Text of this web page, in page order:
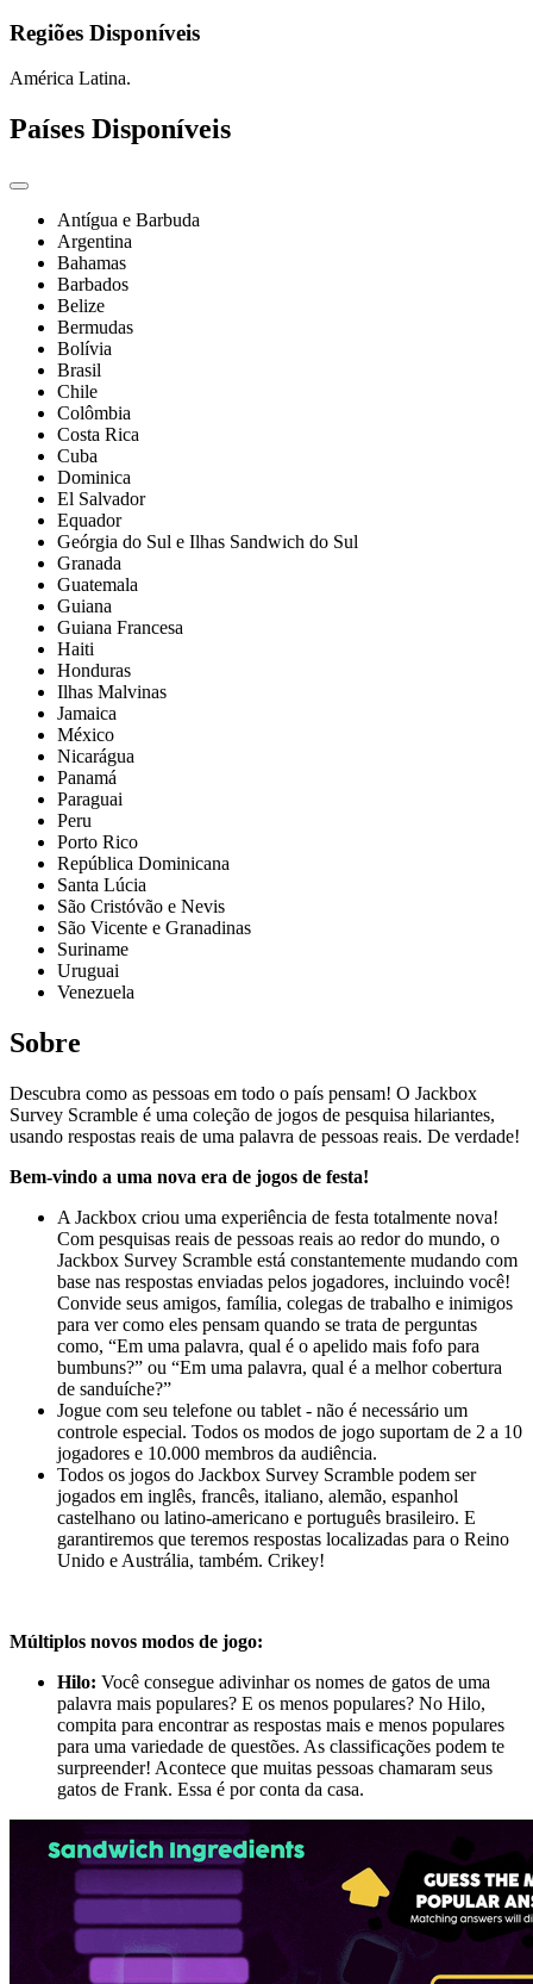
Regiões Disponíveis
América Latina.
Países Disponíveis
Antígua e Barbuda
Argentina
Bahamas
Barbados
Belize
Bermudas
Bolívia
Brasil
Chile
Colômbia
Costa Rica
Cuba
Dominica
El Salvador
Equador
Geórgia do Sul e Ilhas Sandwich do Sul
Granada
Guatemala
Guiana
Guiana Francesa
Haiti
Honduras
Ilhas Malvinas
Jamaica
México
Nicarágua
Panamá
Paraguai
Peru
Porto Rico
República Dominicana
Santa Lúcia
São Cristóvão e Nevis
São Vicente e Granadinas
Suriname
Uruguai
Venezuela
Sobre
Descubra como as pessoas em todo o país pensam! O Jackbox
Survey Scramble é uma coleção de jogos de pesquisa hilariantes,
usando respostas reais de uma palavra de pessoas reais. De verdade!
Bem-vindo a uma nova era de jogos de festa!
A Jackbox criou uma experiência de festa totalmente nova!
Com pesquisas reais de pessoas reais ao redor do mundo, o
Jackbox Survey Scramble está constantemente mudando com
base nas respostas enviadas pelos jogadores, incluindo você!
Convide seus amigos, família, colegas de trabalho e inimigos
para ver como eles pensam quando se trata de perguntas
como, “Em uma palavra, qual é o apelido mais fofo para
bumbuns?” ou “Em uma palavra, qual é a melhor cobertura
de sanduíche?”
Jogue com seu telefone ou tablet - não é necessário um
controle especial. Todos os modos de jogo suportam de 2 a 10
jogadores e 10.000 membros da audiência.
Todos os jogos do Jackbox Survey Scramble podem ser
jogados em inglês, francês, italiano, alemão, espanhol
castelhano ou latino-americano e português brasileiro. E
garantiremos que teremos respostas localizadas para o Reino
Unido e Austrália, também. Crikey!
Múltiplos novos modos de jogo:
Hilo: Você consegue adivinhar os nomes de gatos de uma
palavra mais populares? E os menos populares? No Hilo,
compita para encontrar as respostas mais e menos populares
para uma variedade de questões. As classificações podem te
surpreender! Acontece que muitas pessoas chamaram seus
gatos de Frank. Essa é por conta da casa.